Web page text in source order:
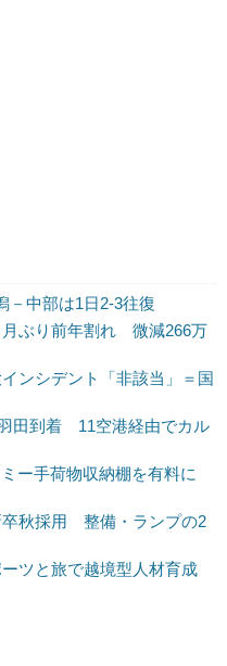
中部は1日2-3往復
月ぶり前年割れ 微減266万
ンシデント「非該当」＝国
田到着 11空港経由でカル
ー手荷物収納棚を有料に
卒秋採用 整備・ランプの2
ツと旅で越境型人材育成